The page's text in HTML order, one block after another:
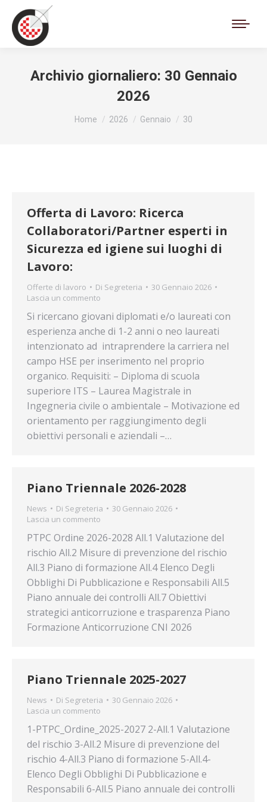
Archivio giornaliero: 30 Gennaio
2026
Tu sei qui:
Home 2026 Gennaio 30
Offerta di Lavoro: Ricerca
Collaboratori/Partner esperti in
Sicurezza ed igiene sui luoghi di
Lavoro:
Offerte di lavoro Di Segreteria
30 Gennaio 2026
Lascia un commento
Si ricercano giovani diplomati e/o laureati con
esperienza anche di 1-2 anni o neo laureati
intenzionato ad intraprendere la carriera nel
campo HSE per inserimento nel proprio
organico. Requisiti: – Diploma di scuola
superiore ITS – Laurea Magistrale in
Ingegneria civile o ambientale – Motivazione ed
orientamento per raggiungimento degli
obiettivi personali e aziendali –…
Piano Triennale 2026-2028
News Di Segreteria
30 Gennaio 2026
Lascia un commento
PTPC Ordine 2026-2028 All.1 Valutazione del
rischio All.2 Misure di prevenzione del rischio
All.3 Piano di formazione All.4 Elenco Degli
Obblighi Di Pubblicazione e Responsabili All.5
Piano annuale dei controlli All.7 Obiettivi
strategici anticorruzione e trasparenza Piano
Formazione Anticorruzione CNI 2026
Piano Triennale 2025-2027
News Di Segreteria
30 Gennaio 2026
Lascia un commento
1-PTPC_Ordine_2025-2027 2-All.1 Valutazione
del rischio 3-All.2 Misure di prevenzione del
rischio 4-All.3 Piano di formazione 5-All.4-
Elenco Degli Obblighi Di Pubblicazione e
Responsabili 6-All.5 Piano annuale dei controlli